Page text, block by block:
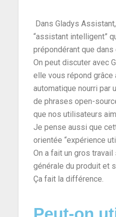
Dans Gladys
“assistant intelligent”
prépondérant que
On peut discuter avec
elle vous répond grâce
automatique nourri par
de phrases open-
que nos utilisateurs
Je pense aussi que
orientée “expérience
On a fait un gros travail
générale du produit et
Ça fait la différence.